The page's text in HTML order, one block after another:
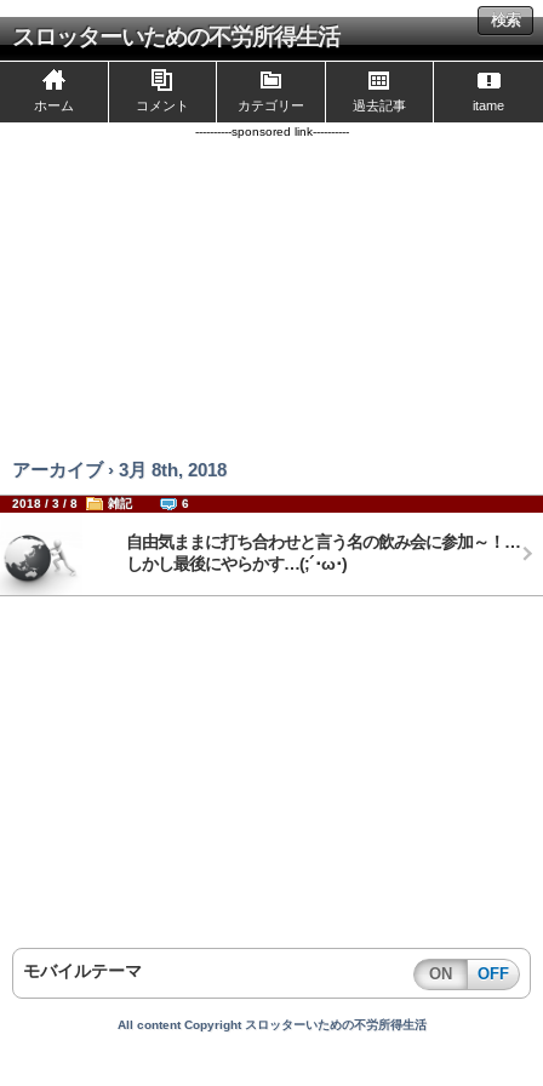
スロッターいための不労所得生活
検索
ホーム コメント カテゴリー 過去記事 itame
----------sponsored link----------
アーカイブ › 3月 8th, 2018
2018 / 3 / 8 雑記 6
自由気ままに打ち合わせと言う名の飲み会に参加～！…
しかし最後にやらかす…(;´･ω･)
モバイルテーマ ON OFF
All content Copyright スロッターいための不労所得生活